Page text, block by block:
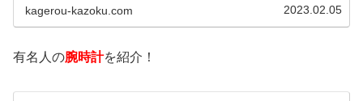
いるのでしょうか？今回は、芸能人…
kagerou-kazoku.com 2023.02.05
有名人の腕時計を紹介！